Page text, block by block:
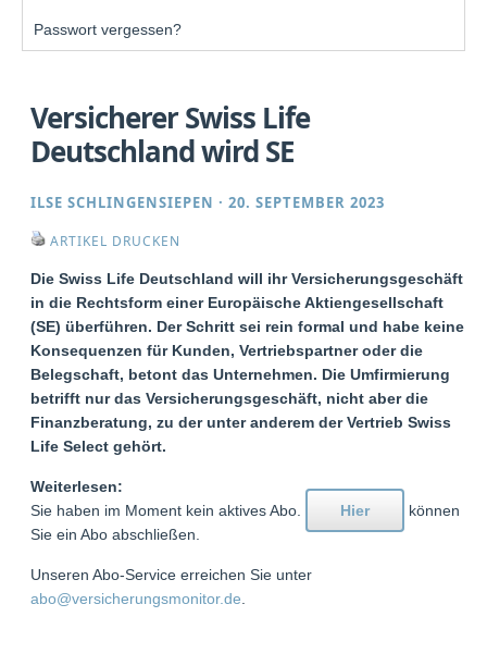
Passwort vergessen?
Versicherer Swiss Life
Deutschland wird SE
ILSE SCHLINGENSIEPEN ·20. SEPTEMBER 2023
ARTIKEL DRUCKEN
Die Swiss Life Deutschland will ihr Versicherungsgeschäft
in die Rechtsform einer Europäische Aktiengesellschaft
(SE) überführen. Der Schritt sei rein formal und habe keine
Konsequenzen für Kunden, Vertriebspartner oder die
Belegschaft, betont das Unternehmen. Die Umfirmierung
betrifft nur das Versicherungsgeschäft, nicht aber die
Finanzberatung, zu der unter anderem der Vertrieb Swiss
Life Select gehört.
Weiterlesen:
Sie haben im Moment kein aktives Abo.
Hier
können
Sie ein Abo abschließen.
Unseren Abo-Service erreichen Sie unter
abo@versicherungsmonitor.de